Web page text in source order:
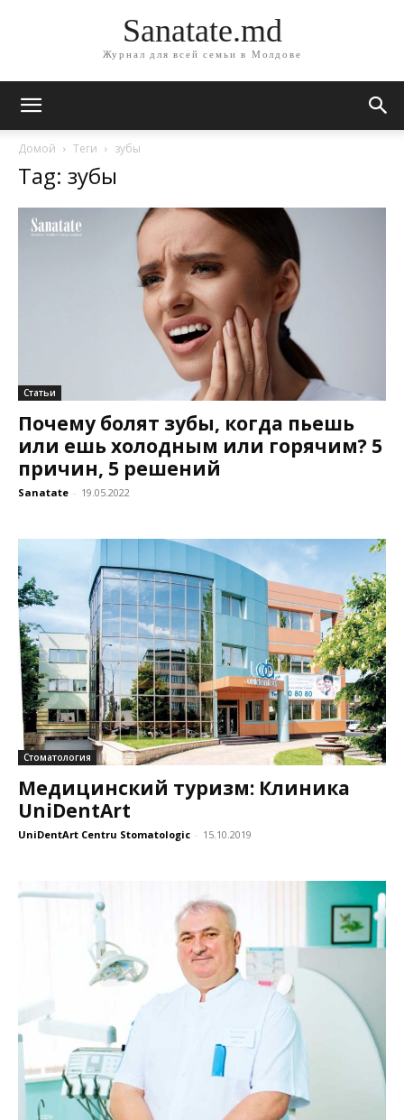
Sanatate.md
Журнал для всей семьи в Молдове
Домой Теги зубы
Tag: зубы
Статьи
Почему болят зубы, когда пьешь
или ешь холодным или горячим? 5
причин, 5 решений
Sanatate - 19.05.2022
Стоматология
Медицинский туризм: Клиника
UniDentArt
UniDentArt Centru Stomatologic - 15.10.2019